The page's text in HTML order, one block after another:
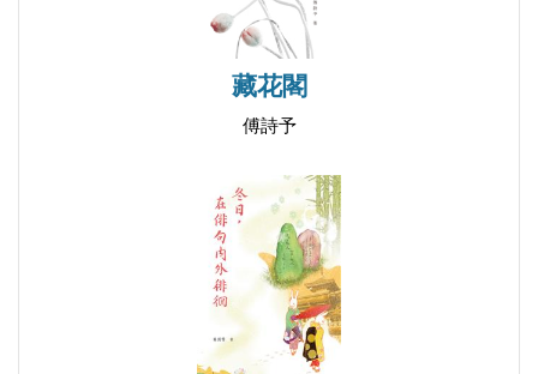
京都．散策／劉其唐
我在古都裡尋找／王育嘉
不在．存在——古都有感／范淑娟
我在古都等妳／陳玉明
卷三｜和風一起吟唱～川端的古都
藏花閣
傅詩予